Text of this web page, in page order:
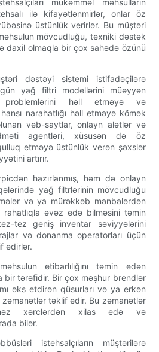
mükəmməl məhsulların
ilə kifayətlənmirlər, onlar öz
üstünlük verirlər. Bu müştəri
mövcudluğu, texniki dəstək
daxil olmaqla bir çox sahədə özünü
dəstəyi sistemi istifadəçilərə
yağ filtri modellərini müəyyən
problemlərini həll etməyə və
narahatlığı həll etməyə kömək
veb-saytlar, onlayn alətlər və
agentləri, xüsusən də öz
etməyə üstünlük verən şəxslər
artırır.
hazırlanmış, həm də onlayn
yağ filtrlərinin mövcudluğu
və ya mürəkkəb mənbələrdən
əvəz edə bilməsini təmin
tez geniş inventar səviyyələrini
və donanma operatorları üçün
edirlər.
etibarlılığını təmin edən
bir tərəfidir. Bir çox məşhur brendlər
əks etdirən qüsurları və ya erkən
təklif edir. Bu zəmanətlər
xərclərdən xilas edə və
bilər.
istehsalçıların müştərilərə